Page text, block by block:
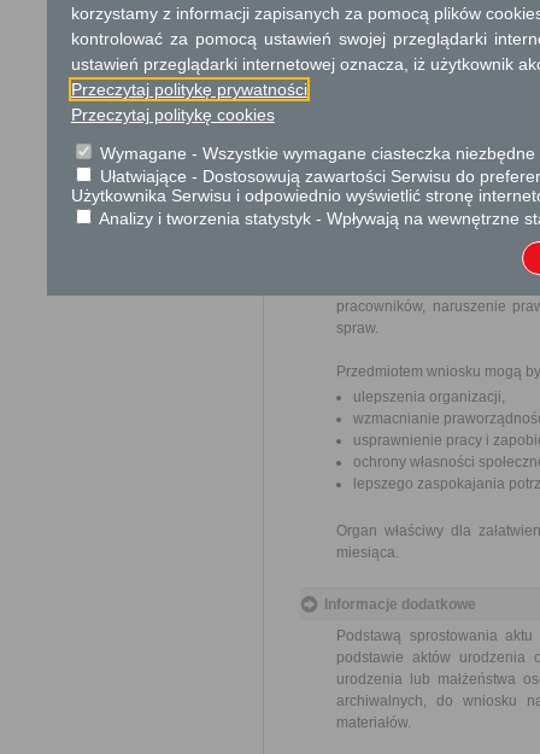
Opłata skarbowa w kwocie
Opłata skarbowa w
jego odpisu, wypisu lub
pośrednictwem organu,
Urzędzie lub data jego
opłat.
pracowników, naruszenie
spraw.
Przedmiotem wniosku mogą
ulepszenia organizacji,
wzmacnianie
usprawnienie pracy i
ochrony własności
lepszego zaspokajania
Organ właściwy dla
miesiąca.
Informacje dodatkowe
Podstawą sprostowania
podstawie aktów urodzenia
urodzenia lub małżeństwa
archiwalnych, do wniosku
materiałów.
korzystamy z informacji zapisanych za pomocą plików
kontrolować za pomocą ustawień swojej przeglądarki
ustawień przeglądarki internetowej oznacza, iż użytkownik
Przeczytaj politykę prywatności
Przeczytaj politykę cookies
Wymagane - Wszystkie wymagane ciasteczka
Ułatwiające - Dostosowują zawartości Serwisu do
Użytkownika Serwisu i odpowiednio wyświetlić stronę
Analizy i tworzenia statystyk - Wpływają na wewnętrzne